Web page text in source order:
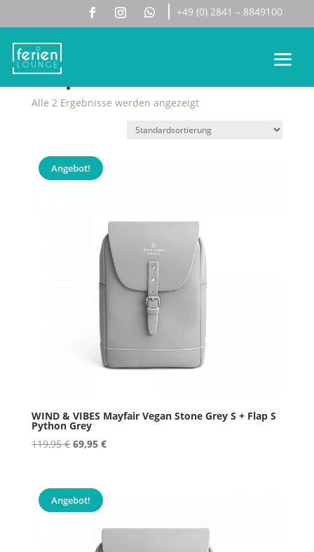
+49 (0) 2841 – 8849100
Start/ Produkte verschlagwortet mit „Setpreis“
Setpreis
Alle 2 Ergebnisse werden angezeigt
Angebot!
WIND & VIBES Mayfair Vegan Stone Grey S + Flap S
Python Grey
119,95€ Ursprünglicher
119,95 €
69,95 €Aktueller
Angebot!